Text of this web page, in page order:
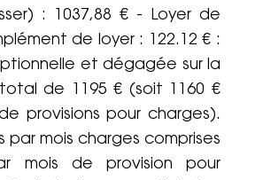
: 1037,88 € - Loyer de
de loyer : 122.12 € :
et dégagée sur la
de 1195 € (soit 1160 €
provisions pour charges).
par mois charges comprises
mois de provision pour